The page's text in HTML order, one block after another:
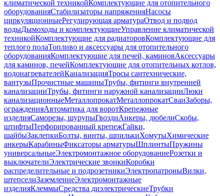
климатической техникойКомплектующие для отопительного
оборудованияСтабилизаторы напряженияНасосы
циркуляционныеРегулирующая арматураОтвод и подвод
водыДымоходы и комплектующиеУправление климатической
техникойКомплектующие для радиаторовКомплектующие для
теплого полаТопливо и аксессуары для отопительного
оборудованияКомплектующие для печей, каминовАксессуары
для каминов, печейКомплектующие для отопительных котлов,
водонагревателейКанализацияТросы сантехнические,
вантузыПрочистные машиныТрубы, фитинги внутренней
канализацииТрубы, фитинги наружной канализацииЛюки
канализационныеМеталлопрокатМеталлопрокатСваиЗаборы,
огражденияАвтоматика для воротКрепежные
изделияСаморезы, шурупыГвоздиАнкеры, дюбелиСкобы,
штифтыПерфорированный крепежГайки,
шайбыЗаклепкиБолты, винты, шпилькиХомутыХимические
анкерыКарабиныФиксаторы арматурыШплинтыПружины
универсальныеЭлектромонтажное оборудованиеРозетки и
выключателиЭлектрические звонкиКоробки
распределительные и подрозетникиЭлектропатроныВилки,
штепселиЗаземлениеЭлектромонтажные
изделияКлеммыСредства диэлектрическиеТрубки